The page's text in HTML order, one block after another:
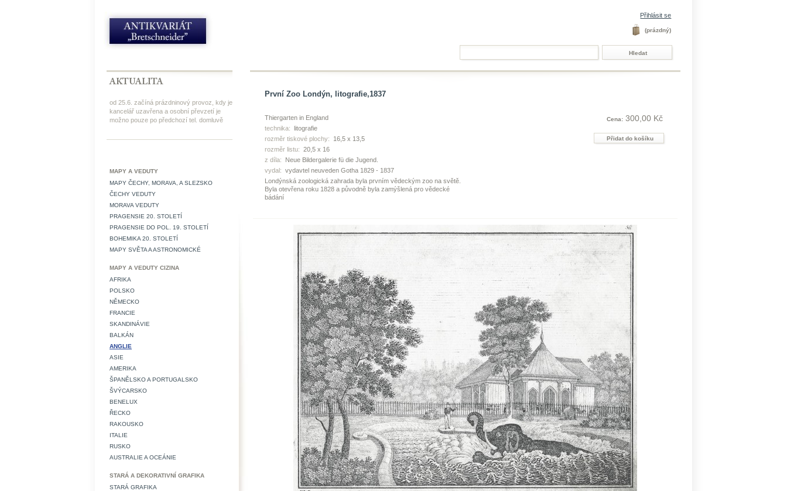
Přihlásit se
(prázdný)
od 25.6. začíná prázdninový provoz, kdy je
kancelář uzavřena a osobní převzetí je
možno pouze po předchozí tel. domluvě
MAPY A VEDUTY
MAPY ČECHY, MORAVA, A SLEZSKO
ČECHY VEDUTY
MORAVA VEDUTY
PRAGENSIE 20. STOLETÍ
PRAGENSIE DO POL. 19. STOLETÍ
BOHEMIKA 20. STOLETÍ
MAPY SVĚTA A ASTRONOMICKÉ
MAPY A VEDUTY CIZINA
AFRIKA
POLSKO
NĚMECKO
FRANCIE
SKANDINÁVIE
BALKÁN
ANGLIE
ASIE
AMERIKA
ŠPANĚLSKO A PORTUGALSKO
ŠVÝCARSKO
BENELUX
ŘECKO
RAKOUSKO
ITALIE
RUSKO
AUSTRALIE A OCEÁNIE
STARÁ A DEKORATIVNÍ GRAFIKA
STARÁ GRAFIKA
První Zoo Londýn, litografie,1837
Thiergarten in England
technika: litografie
rozměr tiskové plochy:
16,5 x 13,5
rozměr listu: 20,5 x 16
z díla:
Neue Bildergalerie fü die Jugend.
vydal: vydavtel neuveden Gotha 1829 - 1837
Londýnská zoologická zahrada byla prvním vědeckým zoo na světě.
Byla otevřena roku 1828 a původně byla zamýšlená pro vědecké
bádání
Cena: 300,00 Kč